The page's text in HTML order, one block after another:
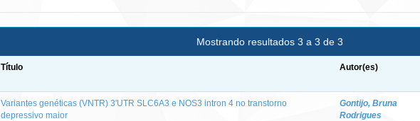
Mostrando resultados 3 a 3 de 3
Título Autor(es)
Variantes genéticas (VNTR) 3'UTR SLC6A3 e NOS3 intron 4 no transtorno
depressivo maior
Gontijo, Bruna
Rodrigues